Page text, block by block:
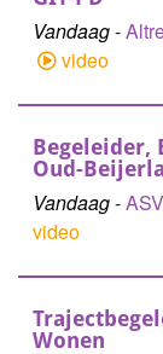
Vandaag-
video
Begeleider,
Oud-
Vandaag-
video
Wonen